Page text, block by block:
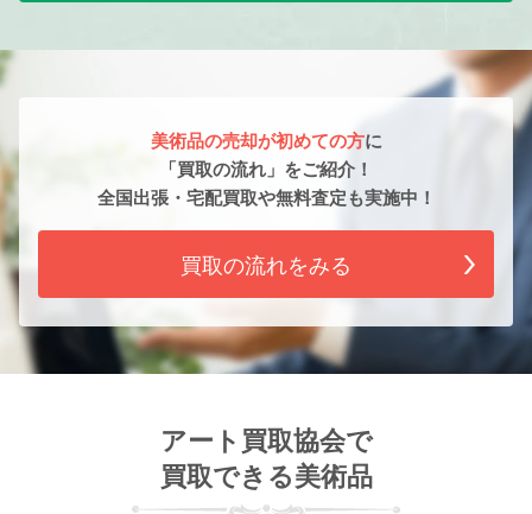
美術品の売却が初めての方に
「買取の流れ」をご紹介！
全国出張・宅配買取や無料査定も実施中！
買取の流れをみる
アート買取協会で
買取できる美術品